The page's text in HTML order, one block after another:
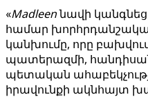
«Madleenնավի
համար խորհրդանշական
կանխումը, որը
պատերազմի,
պետական
իրավունքի ակնհայտ